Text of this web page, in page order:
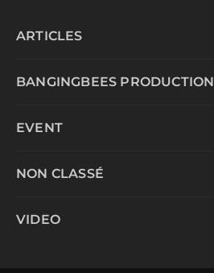
ARTICLES
BANGINGBEES PRODUCTION
EVENT
NON CLASSÉ
VIDEO